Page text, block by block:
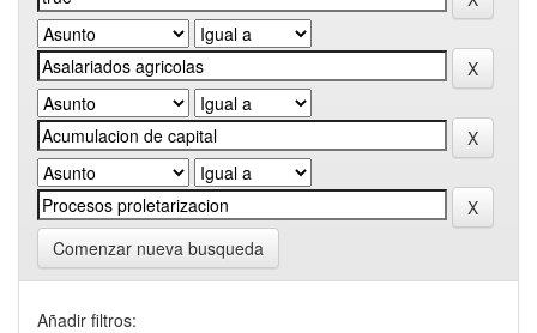
Comenzar nueva busqueda
Añadir filtros: